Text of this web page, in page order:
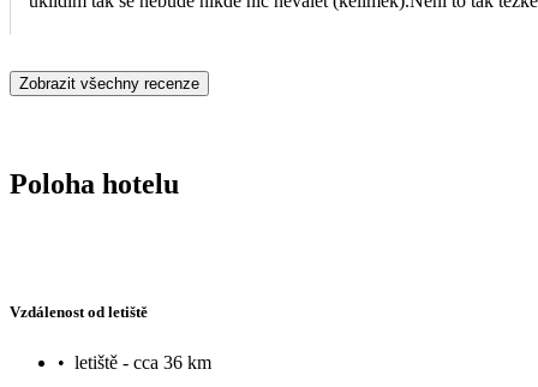
Zobrazit všechny recenze
Poloha hotelu
Vzdálenost od letiště
• letiště - cca 36 km